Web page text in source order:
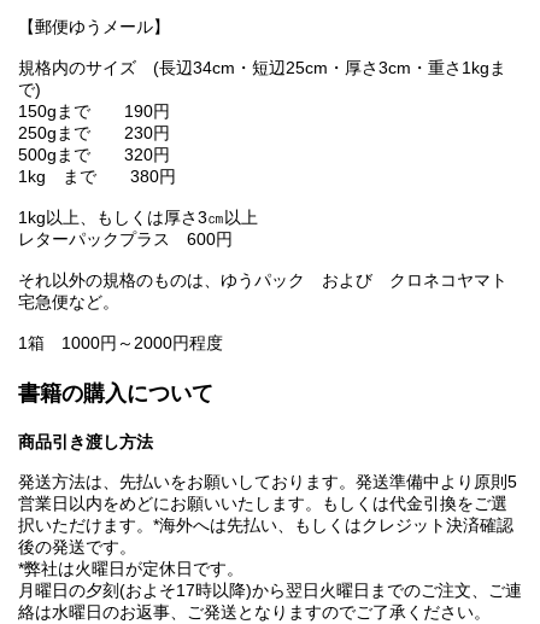
【郵便ゆうメール】
規格内のサイズ (長辺34cm・短辺25cm・厚さ3cm・重さ1kgま
で)
150gまで 190円
250gまで 230円
500gまで 320円
1kg まで 380円
1kg以上、もしくは厚さ3㎝以上
レターパックプラス 600円
それ以外の規格のものは、ゆうパック および クロネコヤマト
宅急便など。
1箱 1000円～2000円程度
書籍の購入について
商品引き渡し方法
発送方法は、先払いをお願いしております。発送準備中より原則5
営業日以内をめどにお願いいたします。もしくは代金引換をご選
択いただけます。*海外へは先払い、もしくはクレジット決済確認
後の発送です。
*弊社は火曜日が定休日です。
月曜日の夕刻(およそ17時以降)から翌日火曜日までのご注文、ご連
絡は水曜日のお返事、ご発送となりますのでご了承ください。